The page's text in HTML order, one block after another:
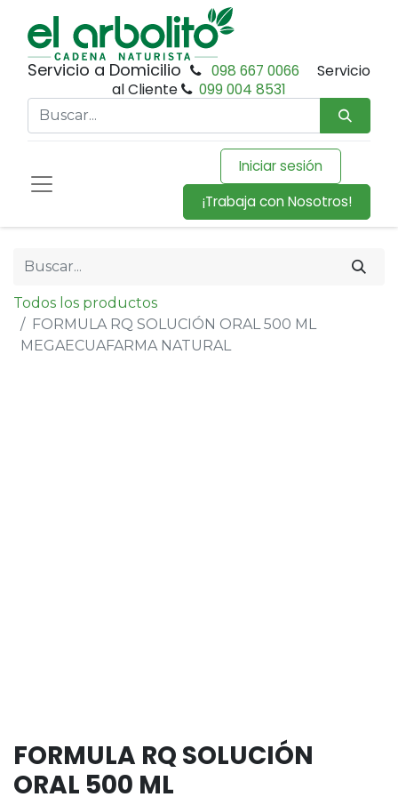
Servicio a Domicilio 098 667 0066
Servicio
al Cliente
099 004 8531
Iniciar sesión
¡Trabaja con Nosotros!
Todos los productos
FORMULA RQ SOLUCIÓN ORAL 500 ML
MEGAECUAFARMA NATURAL
FORMULA RQ SOLUCIÓN
ORAL 500 ML